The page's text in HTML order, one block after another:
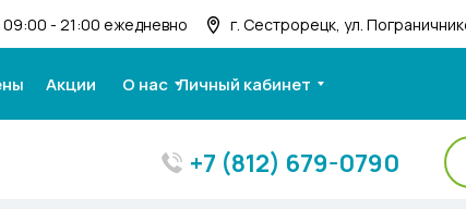
09:00 - 21:00 ежедневно г. Сестрорецк, ул.
Акции О нас Личный кабинет
+7 (812) 679-0790